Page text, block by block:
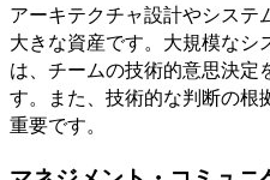
アーキテクチャ設計やシステ
大きな資産です。大規模なシ
は、チームの技術的意思決定
す。また、技術的な判断の根
重要です。